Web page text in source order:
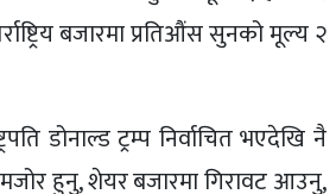
बजारमा प्रतिऔंस सुनको मूल्य २
डोनाल्ड ट्रम्प निर्वाचित भएदेखि नै
हुनु, शेयर बजारमा गिरावट आउनु,